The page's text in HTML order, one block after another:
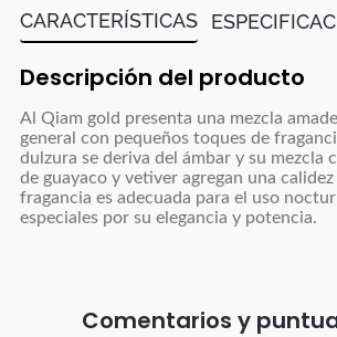
CARACTERÍSTICAS
Descripción del producto
Al Qiam gold presenta una mezcla
general con pequeños toques de
dulzura se deriva del ámbar y su mezcla
de guayaco y vetiver agregan una
fragancia es adecuada para el uso
especiales por su elegancia y potencia.
Comentarios